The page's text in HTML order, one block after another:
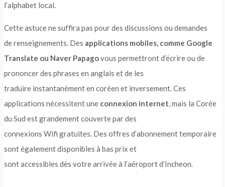
l’alphabet local.
Cette astuce ne suffira pas pour des discussions ou demandes
de renseignements. Des applications mobiles, comme Google
Translate ou Naver Papagovous permettront d’écrire ou de
prononcer des phrases en anglais et de les
traduire instantanément en coréen et inversement. Ces
applications nécessitent une connexion internet, mais la Corée
du Sud est grandement couverte par des
connexions Wifi gratuites. Des offres d’abonnement temporaire
sont également disponibles à bas prix et
sont accessibles dès votre arrivée à l’aéroport d’Incheon.